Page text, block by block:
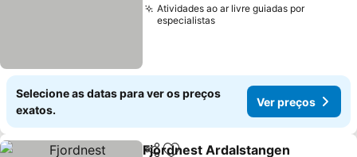
Atividades ao ar livre guiadas por
especialistas
Selecione as datas para ver os preços
exatos.
Ver preços
Fjordnest Ardalstangen